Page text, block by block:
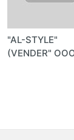
"AL-STYLE"
(VENDER"